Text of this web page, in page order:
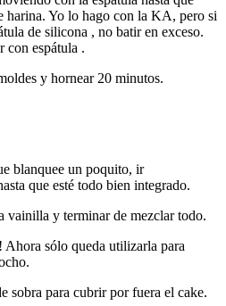
harina. Yo lo hago con la KA, pero si
de silicona , no batir en exceso.
con espátula .
y hornear 20 minutos.
blanquee un poquito, ir
que esté todo bien integrado.
vainilla y terminar de mezclar todo.
sólo queda utilizarla para
sobra para cubrir por fuera el cake.